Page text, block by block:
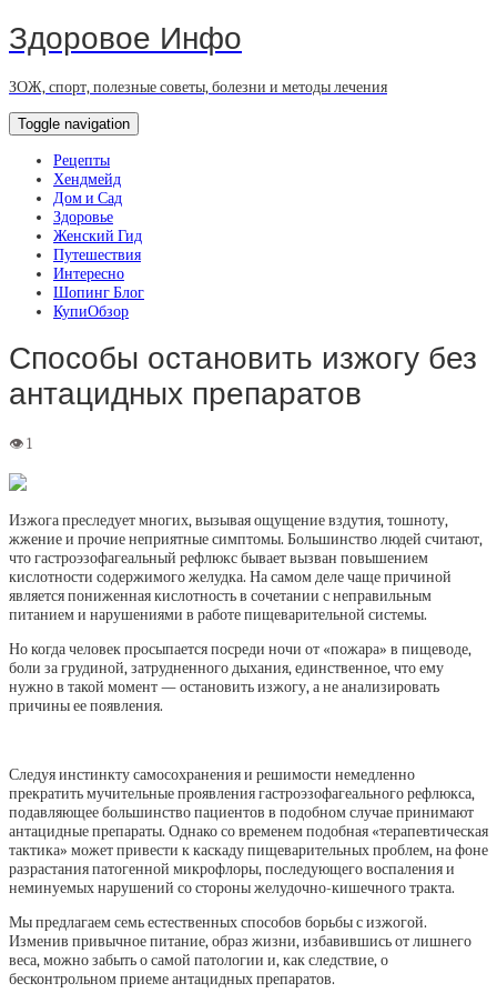
Здоровое Инфо
ЗОЖ, спорт, полезные советы, болезни и методы лечения
Toggle navigation
Рецепты
Хендмейд
Дом и Сад
Здоровье
Женский Гид
Путешествия
Интересно
Шопинг Блог
КупиОбзор
Способы остановить изжогу без
антацидных препаратов
Изжога преследует многих, вызывая ощущение вздутия, тошноту,
жжение и прочие неприятные симптомы. Большинство людей считают,
что гастроэзофагеальный рефлюкс бывает вызван повышением
кислотности содержимого желудка. На самом деле чаще причиной
является пониженная кислотность в сочетании с неправильным
питанием и нарушениями в работе пищеварительной системы.
Но когда человек просыпается посреди ночи от «пожара» в пищеводе,
боли за грудиной, затрудненного дыхания, единственное, что ему
нужно в такой момент — остановить изжогу, а не анализировать
причины ее появления.
Следуя инстинкту самосохранения и решимости немедленно
прекратить мучительные проявления гастроэзофагеального рефлюкса,
подавляющее большинство пациентов в подобном случае принимают
антацидные препараты. Однако со временем подобная «терапевтическая
тактика» может привести к каскаду пищеварительных проблем, на фоне
разрастания патогенной микрофлоры, последующего воспаления и
неминуемых нарушений со стороны желудочно-кишечного тракта.
Мы предлагаем семь естественных способов борьбы с изжогой.
Изменив привычное питание, образ жизни, избавившись от лишнего
веса, можно забыть о самой патологии и, как следствие, о
бесконтрольном приеме антацидных препаратов.